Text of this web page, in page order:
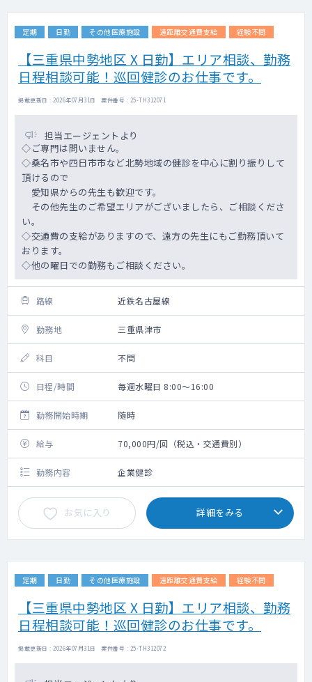
定期 日勤 その他医療施設 遠距離交通費支給 経験不問
【三重県中勢地区 X 日勤】エリア相談、勤務
日程相談可能！巡回健診のお仕事です。
掲載更新日 : 2026年07月31日 案件番号 : 25-TH312071
担当エージェントより
◇ご専門は問いません。
◇桑名市や四日市市など北勢地域の健診を中心に割り振りして
頂けるので
愛知県からの先生も歓迎です。
その他先生のご希望エリアがございましたら、ご相談くださ
い。
◇交通費の支給がありますので、遠方の先生にもご勤務頂いて
おります。
◇他の曜日での勤務もご相談ください。
路線 近鉄名古屋線
勤務地 三重県津市
科目 不問
日程/時間 毎週水曜日 8:00～16:00
勤務開始時期 随時
給与 70,000円/回（税込・交通費別）
勤務内容 企業健診
お気に入り 詳細をみる
定期 日勤 その他医療施設 遠距離交通費支給 経験不問
【三重県中勢地区 X 日勤】エリア相談、勤務
日程相談可能！巡回健診のお仕事です。
掲載更新日 : 2026年07月31日 案件番号 : 25-TH312072